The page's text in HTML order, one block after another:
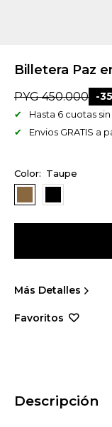
Billetera Paz
PYG 450.000 35
Hasta 6 cuotas
Envios GRATIS a
Taupe
Más Detalles
Descripción